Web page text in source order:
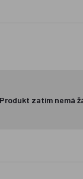
Produkt zatím nemá